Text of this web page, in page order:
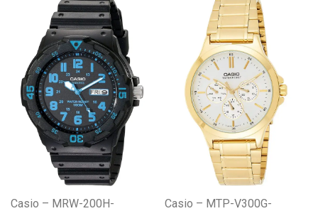
Casio – MRW-200H-
Casio – MTP-V300G-